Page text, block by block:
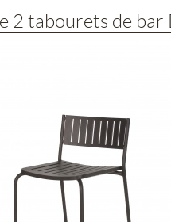
2 tabourets de bar